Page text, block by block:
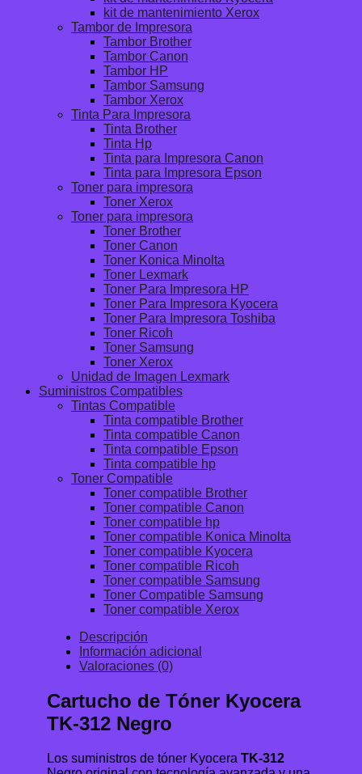
kit de mantenimiento Xerox
Tambor de Impresora
Tambor Brother
Tambor Canon
Tambor HP
Tambor Samsung
Tambor Xerox
Tinta Para Impresora
Tinta Brother
Tinta Hp
Tinta para Impresora Canon
Tinta para Impresora Epson
Toner para impresora
Toner Xerox
Toner para impresora
Toner Brother
Toner Canon
Toner Konica Minolta
Toner Lexmark
Toner Para Impresora HP
Toner Para Impresora Kyocera
Toner Para Impresora Toshiba
Toner Ricoh
Toner Samsung
Toner Xerox
Unidad de Imagen Lexmark
Suministros Compatibles
Tintas Compatible
Tinta compatible Brother
Tinta compatible Canon
Tinta compatible Epson
Tinta compatible hp
Toner Compatible
Toner compatible Brother
Toner compatible Canon
Toner compatible hp
Toner compatible Konica Minolta
Toner compatible Kyocera
Toner compatible Ricoh
Toner compatible Samsung
Toner Compatible Samsung
Toner compatible Xerox
Descripción
Información adicional
Valoraciones (0)
Cartucho de Tóner Kyocera
TK-312 Negro
Los suministros de tóner Kyocera TK-312